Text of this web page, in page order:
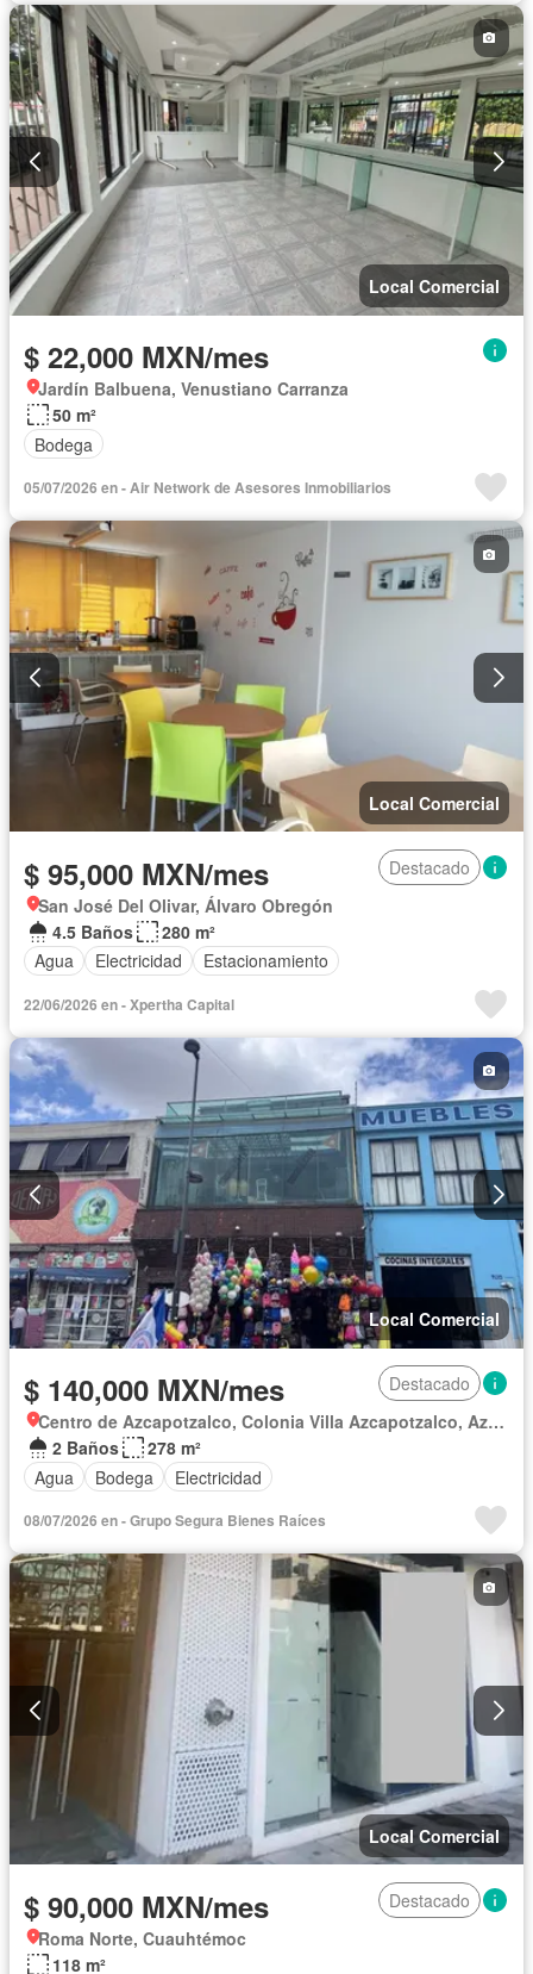
Local Comercial
$ 22,000 MXN/mes
Jardín Balbuena, Venustiano Carranza
50 m²
Bodega
05/07/2026 en - Air Network de Asesores Inmobiliarios
Local Comercial
$ 95,000 MXN/mes
Destacado
San José Del Olivar, Álvaro Obregón
4.5 Baños
280 m²
Agua
Electricidad Estacionamiento
22/06/2026 en - Xpertha Capital
Local Comercial
$ 140,000 MXN/mes
Destacado
Centro de Azcapotzalco, Colonia Villa Azcapotzalco, Azcapotzalco
2 Baños
278 m²
Agua
Bodega Electricidad
08/07/2026 en - Grupo Segura Bienes Raíces
Local Comercial
$ 90,000 MXN/mes
Destacado
Roma Norte, Cuauhtémoc
118 m²